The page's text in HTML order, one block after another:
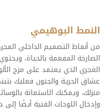
النمط البوهيمي
من أنماط التصميم الداخلي
الصارخة المفعمة بالحياة،
الغجري الذي يعتمد على مزج
عشاق الحرية والجنون فعليك
منزلك، ويمكنك الاستعانة
وإدخال اللوحات الفنية أيضًا إلى